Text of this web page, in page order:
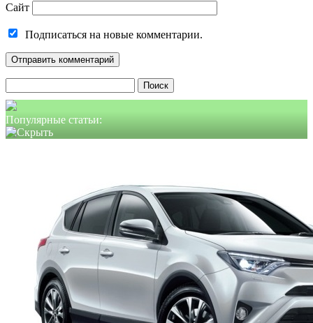
Сайт
Подписаться на новые комментарии.
Популярные статьи: